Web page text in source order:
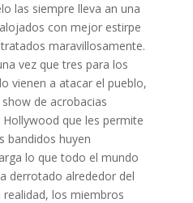
las siempre lleva an una
con mejor estirpe
maravillosamente.
vez que tres para los
vienen a atacar el pueblo,
de acrobacias
que les permite
bandidos huyen
lo que todo el mundo
derrotado alrededor del
los miembros